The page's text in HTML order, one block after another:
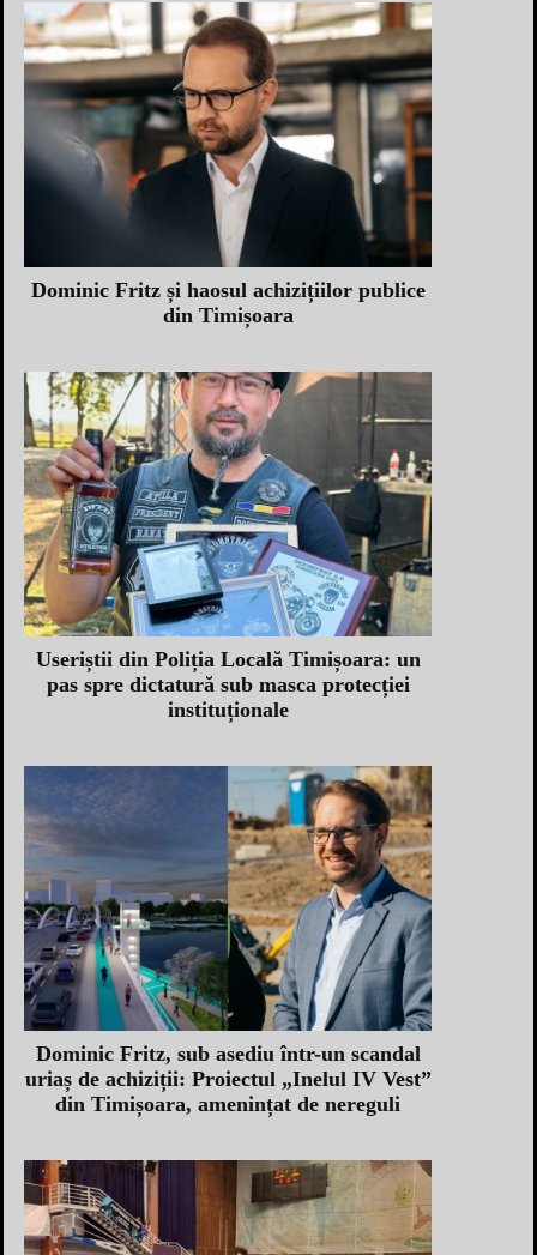
Dominic Fritz și haosul achizițiilor publice
din Timișoara
Useriștii din Poliția Locală Timișoara: un
pas spre dictatură sub masca protecției
instituționale
Dominic Fritz, sub asediu într-un scandal
uriaș de achiziții: Proiectul „Inelul IV Vest”
din Timișoara, amenințat de nereguli